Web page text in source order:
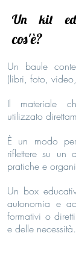
Un kit
cos'è?
Un baule
(libri, foto,
Il materiale
utilizzato
È un modo
riflettere su un
pratiche e
Un box
autonomia e
formativi o
e delle necessità.